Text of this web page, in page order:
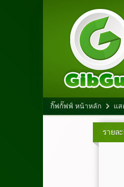
กิ๊ฟกั๊ฟฟ์ หน้าหลัก แส
รายล